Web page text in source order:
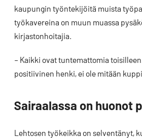
kaupungin työntekijöitä muista
työkavereina on muun muassa
kirjastonhoitajia.
– Kaikki ovat tuntemattomia
positiivinen henki, ei ole mitään
Sairaalassa on huonot
Lehtosen työkeikka on selventänyt,